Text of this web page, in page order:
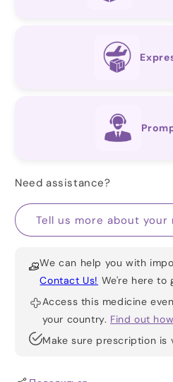
Need assistance?
Tell us more about
We can help you with
Contact Us! We're here to
Access this medicine
your country. Find out
Make sure prescription is